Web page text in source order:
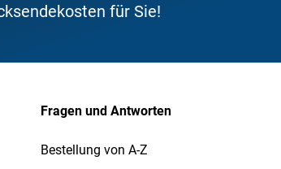
für Sie!
Fragen und Antworten
Bestellung von A-Z